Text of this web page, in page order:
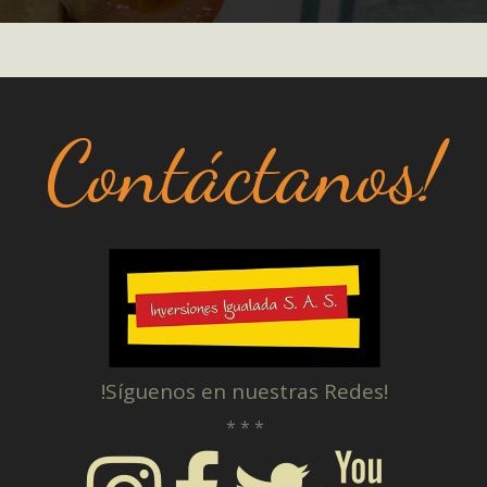
Contáctanos!
!Síguenos en nuestras Redes!
* * *